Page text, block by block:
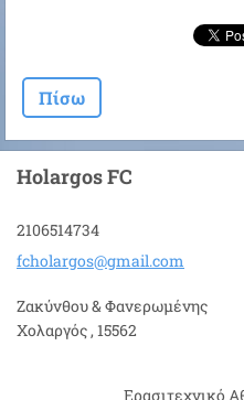
Πίσω
Holargos FC
2106514734
fcholargos@gmail.com
Ζακύνθου & Φανερωμένης
Χολαργός , 15562
Ερασιτεχνικό